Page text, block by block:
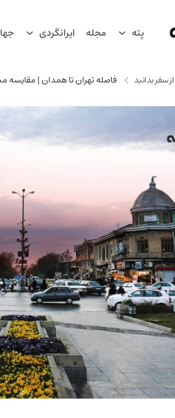
پته مجله ایرانگردی
از سفر بدانید فاصله تهران تا همدان | مقایسه